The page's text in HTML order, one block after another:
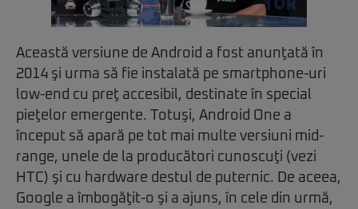
Această versiune de Android a fost anunţată în
2014 şi urma să fie instalată pe smartphone-uri
low-end cu preţ accesibil, destinate în special
pieţelor emergente. Totuşi, Android One a
început să apară pe tot mai multe versiuni mid-
range, unele de la producători cunoscuţi (vezi
HTC) şi cu hardware destul de puternic. De aceea,
Google a îmbogăţit-o şi a ajuns, în cele din urmă,